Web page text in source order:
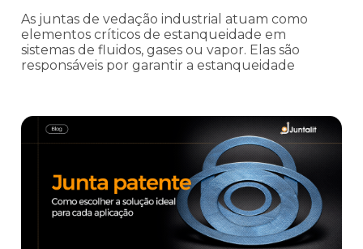
As juntas de vedação industrial atuam como
elementos críticos de estanqueidade em
sistemas de fluidos, gases ou vapor. Elas são
responsáveis por garantir a estanqueidade